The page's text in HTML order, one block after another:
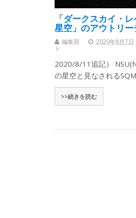
「ダークスカイ・
星空」のアウトリ
編集部 2020年8月7日
ト
2020/8/11追記）
の星空と見なされる
>>続きを読む